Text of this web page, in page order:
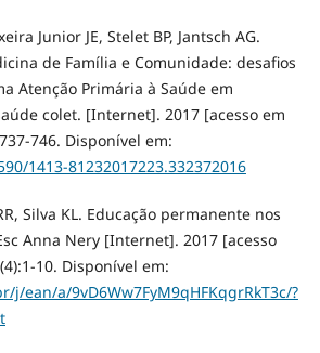
Junior JE, Stelet BP, Jantsch AG.
de Família e Comunidade: desafios
Atenção Primária à Saúde em
colet. [Internet]. 2017 [acesso em
746. Disponível em:
1413-81232017223.332372016
Silva KL. Educação permanente nos
Anna Nery [Internet]. 2017 [acesso
10. Disponível em:
j/ean/a/9vD6Ww7FyM9qHFKqgrRkT3c/?